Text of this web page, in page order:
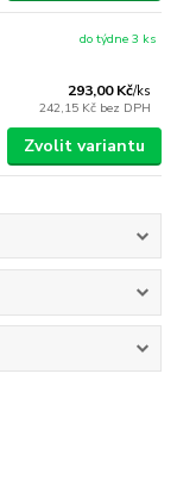
293,00 Kč/ks
242,15 Kč bez DPH
do týdne 3 ks
Zvolit variantu